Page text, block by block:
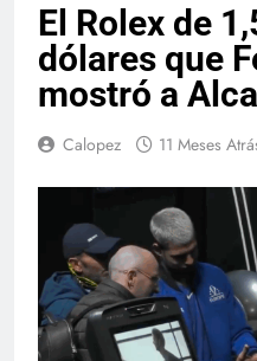
El Rolex de
dólares que
mostró a
Calopez 11 Meses